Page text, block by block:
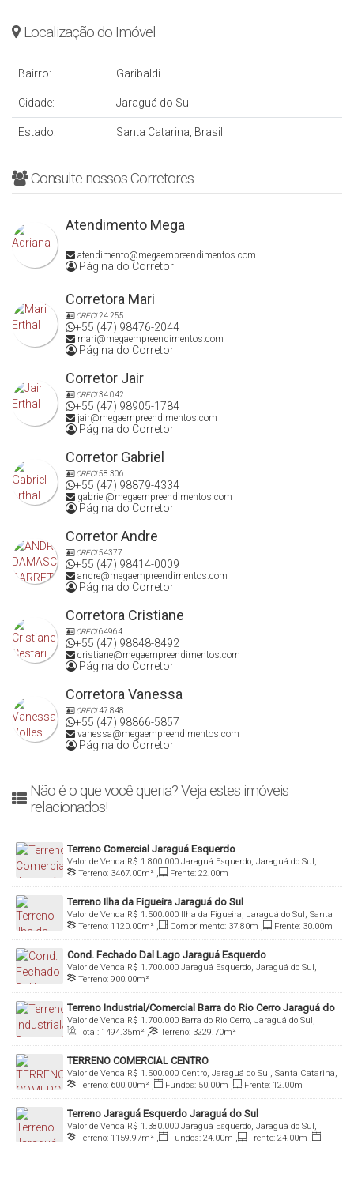
Localização do Imóvel
Bairro: Garibaldi
Cidade: Jaraguá do Sul
Estado: Santa Catarina, Brasil
Consulte nossos Corretores
Atendimento Mega
atendimento@megaempreendimentos.com
Página do Corretor
Corretora Mari
CRECI24.255
+55 (47) 98476-2044
mari@megaempreendimentos.com
Página do Corretor
Corretor Jair
CRECI34.042
+55 (47) 98905-1784
jair@megaempreendimentos.com
Página do Corretor
Corretor Gabriel
CRECI58.306
+55 (47) 98879-4334
gabriel@megaempreendimentos.com
Página do Corretor
Corretor Andre
CRECI54377
+55 (47) 98414-0009
andre@megaempreendimentos.com
Página do Corretor
Corretora Cristiane
CRECI64964
+55 (47) 98848-8492
cristiane@megaempreendimentos.com
Página do Corretor
Corretora Vanessa
CRECI47.848
+55 (47) 98866-5857
vanessa@megaempreendimentos.com
Página do Corretor
Não é o que você queria? Veja estes imóveis
relacionados!
Terreno Comercial Jaraguá Esquerdo
R$ 1.800.000
Valor de Venda
Jaraguá Esquerdo, Jaraguá do Sul,
Santa Catarina, Brasil
Terreno: 3467.00m² , Frente: 22.00m
Terreno Ilha da Figueira Jaraguá do Sul
R$ 1.500.000
Valor de Venda
Ilha da Figueira, Jaraguá do Sul, Santa
Catarina, Brasil
Terreno: 1120.00m² , Comprimento: 37.80m , Frente: 30.00m
Cond. Fechado Dal Lago Jaraguá Esquerdo
R$ 1.700.000
Valor de Venda
Jaraguá Esquerdo, Jaraguá do Sul,
Santa Catarina, Brasil
Terreno: 900.00m²
Terreno Industrial/Comercial Barra do Rio Cerro Jaraguá do
Sul
R$ 1.700.000
Valor de Venda
Barra do Rio Cerro, Jaraguá do Sul,
Santa Catarina, Brasil
Total: 1494.35m² , Terreno: 3229.70m²
TERRENO COMERCIAL CENTRO
R$ 1.500.000
Valor de Venda
Centro, Jaraguá do Sul, Santa Catarina,
BrasilTerreno: 600.00m² , Fundos: 50.00m , Frente: 12.00m
Terreno Jaraguá Esquerdo Jaraguá do Sul
R$ 1.380.000
Valor de Venda
Jaraguá Esquerdo, Jaraguá do Sul,
Santa Catarina, Brasil
Terreno: 1159.97m² , Fundos: 24.00m , Frente: 24.00m ,